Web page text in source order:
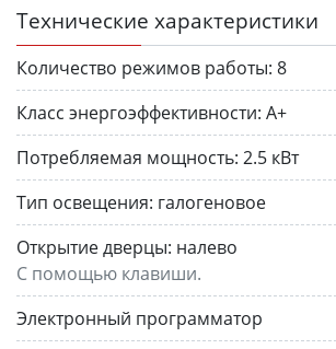
Технические характеристики
Количество режимов работы: 8
Класс энергоэффективности: A+
Потребляемая мощность: 2.5 кВт
Тип освещения: галогеновое
Открытие дверцы: налево
С помощью клавиши.
Электронный программатор